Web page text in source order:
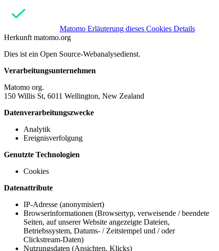
Matomo Erläuterung dieses Cookies Details
Herkunft matomo.org
Dies ist ein Open Source-Webanalysedienst.
Verarbeitungsunternehmen
Matomo org.
150 Willis St, 6011 Wellington, New Zealand
Datenverarbeitungszwecke
Analytik
Ereignisverfolgung
Genutzte Technologien
Cookies
Datenattribute
IP-Adresse (anonymisiert)
Browserinformationen (Browsertyp, verweisende / beendete
Seiten, auf unserer Website angezeigte Dateien,
Betriebssystem, Datums- / Zeitstempel und / oder
Clickstream-Daten)
Nutzungsdaten (Ansichten, Klicks)